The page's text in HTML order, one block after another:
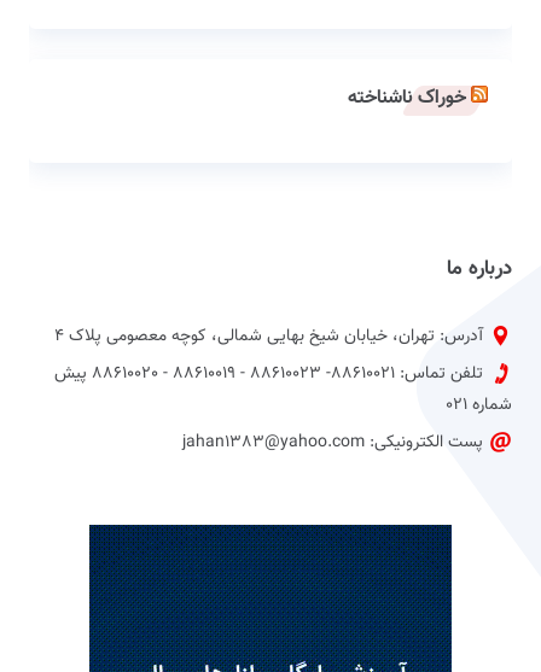
خوراک ناشناخته
درباره ما
آدرس: تهران، خیابان شیخ بهایی شمالی، کوچه معصومی پلاک 4
تلفن تماس: 88610021- 88610023 - 88610019 - 88610020 پیش
شماره 021
پست الکترونیکی: jahan1383@yahoo.com